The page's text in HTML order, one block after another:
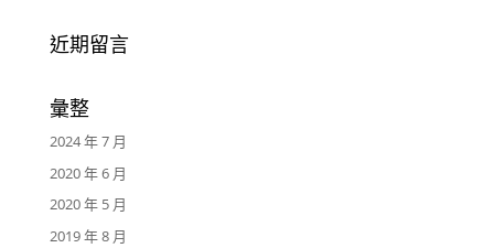
近期留言
彙整
2024 年 7 月
2020 年 6 月
2020 年 5 月
2019 年 8 月